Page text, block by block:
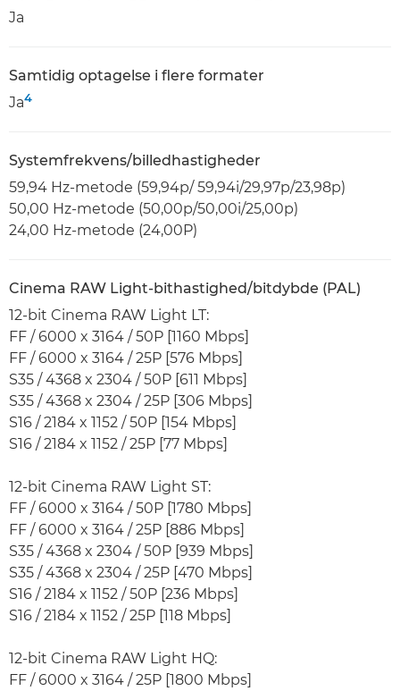
Ja
Samtidig optagelse i flere formater
Ja4
Systemfrekvens/billedhastigheder
59,94 Hz-metode (59,94p/ 59,94i/29,97p/23,98p)
50,00 Hz-metode (50,00p/50,00i/25,00p)
24,00 Hz-metode (24,00P)
Cinema RAW Light-bithastighed/bitdybde (PAL)
12-bit Cinema RAW Light LT:
FF / 6000 x 3164 / 50P [1160 Mbps]
FF / 6000 x 3164 / 25P [576 Mbps]
S35 / 4368 x 2304 / 50P [611 Mbps]
S35 / 4368 x 2304 / 25P [306 Mbps]
S16 / 2184 x 1152 / 50P [154 Mbps]
S16 / 2184 x 1152 / 25P [77 Mbps]
12-bit Cinema RAW Light ST:
FF / 6000 x 3164 / 50P [1780 Mbps]
FF / 6000 x 3164 / 25P [886 Mbps]
S35 / 4368 x 2304 / 50P [939 Mbps]
S35 / 4368 x 2304 / 25P [470 Mbps]
S16 / 2184 x 1152 / 50P [236 Mbps]
S16 / 2184 x 1152 / 25P [118 Mbps]
12-bit Cinema RAW Light HQ:
FF / 6000 x 3164 / 25P [1800 Mbps]